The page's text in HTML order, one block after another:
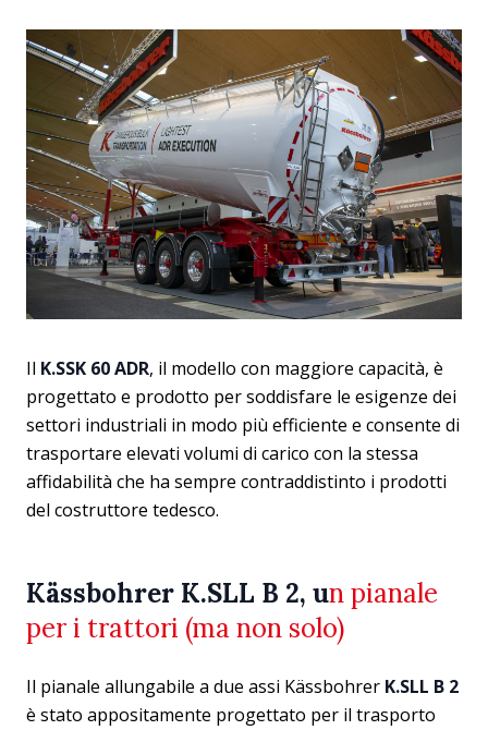
Il K.SSK 60 ADR, il modello con maggiore capacità, è
progettato e prodotto per soddisfare le esigenze dei
settori industriali in modo più efficiente e consente di
trasportare elevati volumi di carico con la stessa
affidabilità che ha sempre contraddistinto i prodotti
del costruttore tedesco.
Kässbohrer K.SLL B 2, un pianale
per i trattori (ma non solo)
Il pianale allungabile a due assi Kässbohrer K.SLL B 2
è stato appositamente progettato per il trasporto